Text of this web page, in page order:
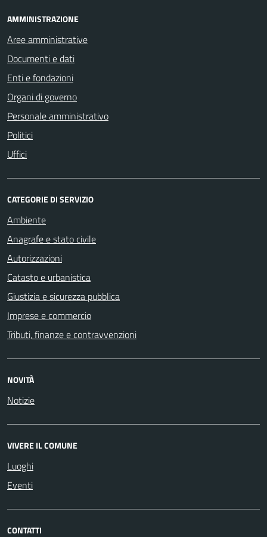
AMMINISTRAZIONE
Aree amministrative
Documenti e dati
Enti e fondazioni
Organi di governo
Personale amministrativo
Politici
Uffici
CATEGORIE DI SERVIZIO
Ambiente
Anagrafe e stato civile
Autorizzazioni
Catasto e urbanistica
Giustizia e sicurezza pubblica
Imprese e commercio
Tributi, finanze e contravvenzioni
NOVITÀ
Notizie
VIVERE IL COMUNE
Luoghi
Eventi
CONTATTI